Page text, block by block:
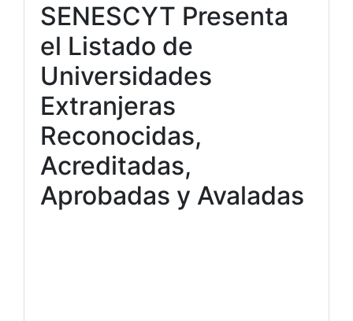
SENESCYT Presenta
el Listado de
Universidades
Extranjeras
Reconocidas,
Acreditadas,
Aprobadas y Avaladas